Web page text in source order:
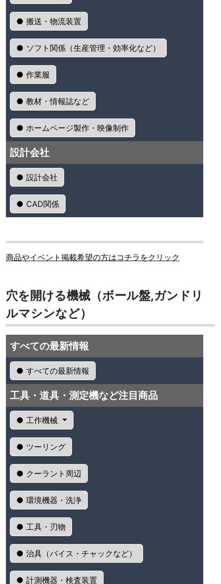
● 搬送・物流装置
● ソフト関係（生産管理・効率化など）
● 作業服
● 教材・情報誌など
● ホームページ製作・映像制作
設計会社
● 設計会社
● CAD関係
商品やイベント掲載希望の方はコチラをクリック
穴を開ける機械（ボール盤,ガンドリ
ルマシンなど）
すべての最新情報
● すべての最新情報
工具・道具・測定機など注目商品
● 工作機械
● ツーリング
● クーラント周辺
● 環境機器・洗浄
● 工具・刃物
● 治具（バイス・チャックなど）
● 計測機器・検査装置